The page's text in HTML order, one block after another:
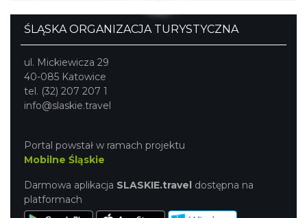
ŚLĄSKA ORGANIZACJA TURYSTYCZNA
ul. Mickiewicza 29
40-085 Katowice
tel. (32) 207 207 1
info@slaskie.travel
Portal powstał w ramach projektu
Mobilne Śląskie
Darmowa aplikacja SLASKIE.travel dostępna na
platformach